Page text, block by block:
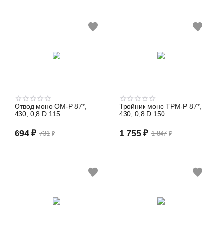
Отвод моно ОМ-Р 87*,
430, 0,8 D 115
731 ₽
694 ₽
Тройник моно ТРМ-Р 87*,
430, 0,8 D 150
1 847 ₽
1 755 ₽